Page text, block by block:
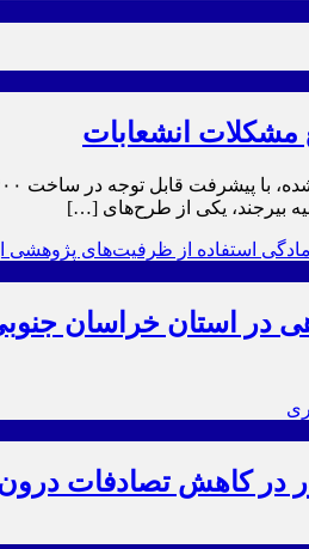
بیرجند، یکی از طرح‌های […]
در استان خراسان
در کاهش تصادفات